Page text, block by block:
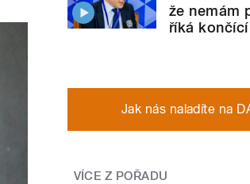
že nemám
říká
Jak nás naladíte na
VÍCE Z POŘADU